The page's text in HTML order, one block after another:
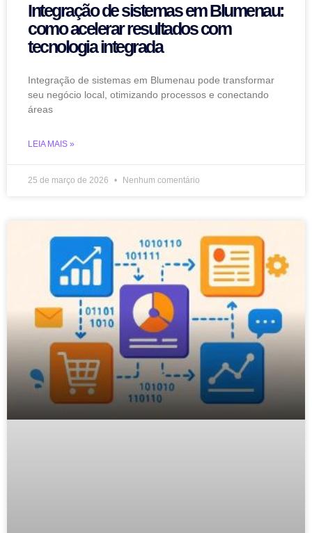
Integração de sistemas em Blumenau:
como acelerar resultados com
tecnologia integrada
Integração de sistemas em Blumenau pode transformar
seu negócio local, otimizando processos e conectando
áreas
LEIA MAIS »
25 de março de 2026 Nenhum comentário